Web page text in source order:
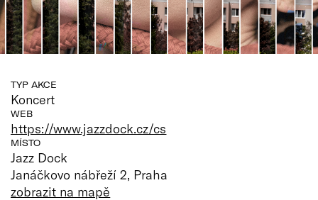
TYP AKCE
Koncert
WEB
https://www.jazzdock.cz/cs
MÍSTO
Jazz Dock
Janáčkovo nábřeží 2, Praha
zobrazit na mapě